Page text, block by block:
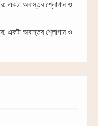
একটা অবাস্তব শ্লোগান ও
একটা অবাস্তব শ্লোগান ও